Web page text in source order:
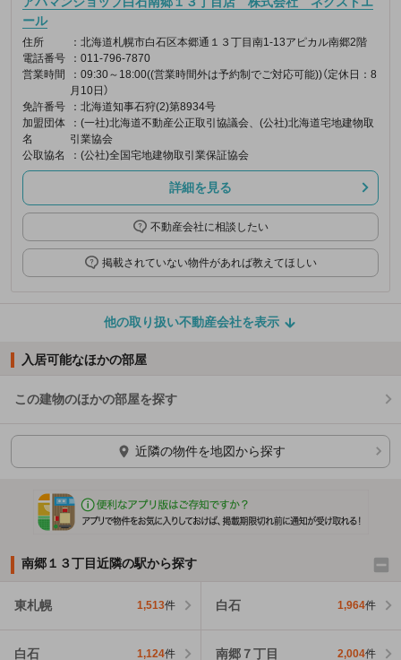
ール
住所
：北海道札幌市白石区本郷通１３丁目南1-13アピカル南郷2階
電話番号
：011-796-7870
営業時間
：09:30～18:00((営業時間外は予約制でご対応可能))（定休日：8
月10日）
免許番号
：北海道知事石狩(2)第8934号
加盟団体
名
：(一社)北海道不動産公正取引協議会、(公社)北海道宅地建物取
引業協会
公取協名
：(公社)全国宅地建物取引業保証協会
詳細を見る
不動産会社に相談したい
掲載されていない物件があれば教えてほしい
他の取り扱い不動産会社を表示
入居可能なほかの部屋
この建物のほかの部屋を探す
ほかの部屋を検索中…
近隣の物件を地図から探す
南郷１３丁目近隣の駅から探す
東札幌 1,513件 白石 1,964件
白石 1,124件 南郷７丁目 2,004件